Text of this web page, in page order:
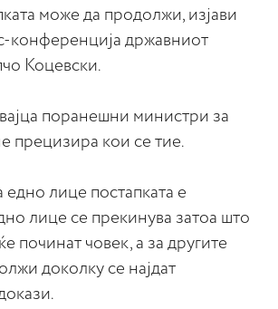
може да продолжи, изјави
конференција државниот
Коцевски.
поранешни министри за
прецизира кои се тие.
едно лице постапката е
лице се прекинува затоа што
починат човек, а за другите
доколку се најдат